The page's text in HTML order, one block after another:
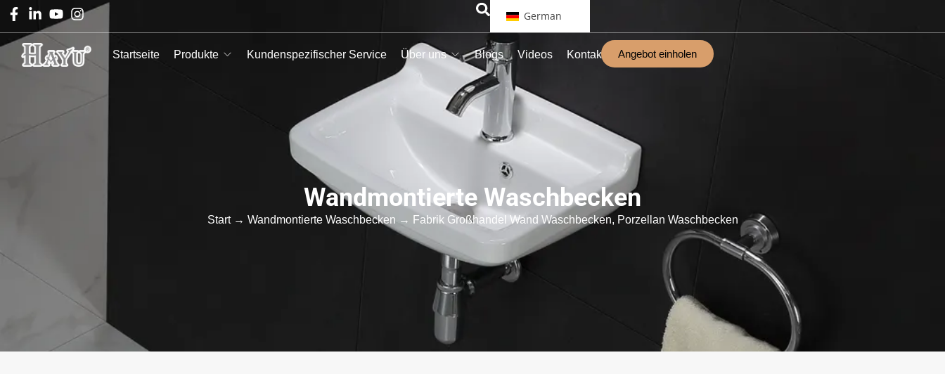
German
Startseite Produkte Kundenspezifischer Service Über uns Blogs Videos Kontakt Angebot einholen
Wandmontierte Waschbecken
Start→ Wandmontierte Waschbecken → Fabrik Großhandel Wand Waschbecken, Porzellan Waschbecken